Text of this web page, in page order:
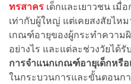
ทรสาคร เด็กและเยาวชน เมื่
เท่ากับผู้ใหญ่ แต่เคยสงสัยไห
เกณฑ์อายุของผู้กระทำความ
อย่างไร และแต่ละช่วงวัยได้
การจำแนกเกณฑ์อายุเด็กหรือ
ในกระบวนการและขั้นตอนก